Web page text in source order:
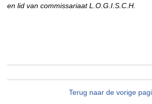
en lid van commissariaat L.O.G.I.S.C.H.
Terug naar de vorige